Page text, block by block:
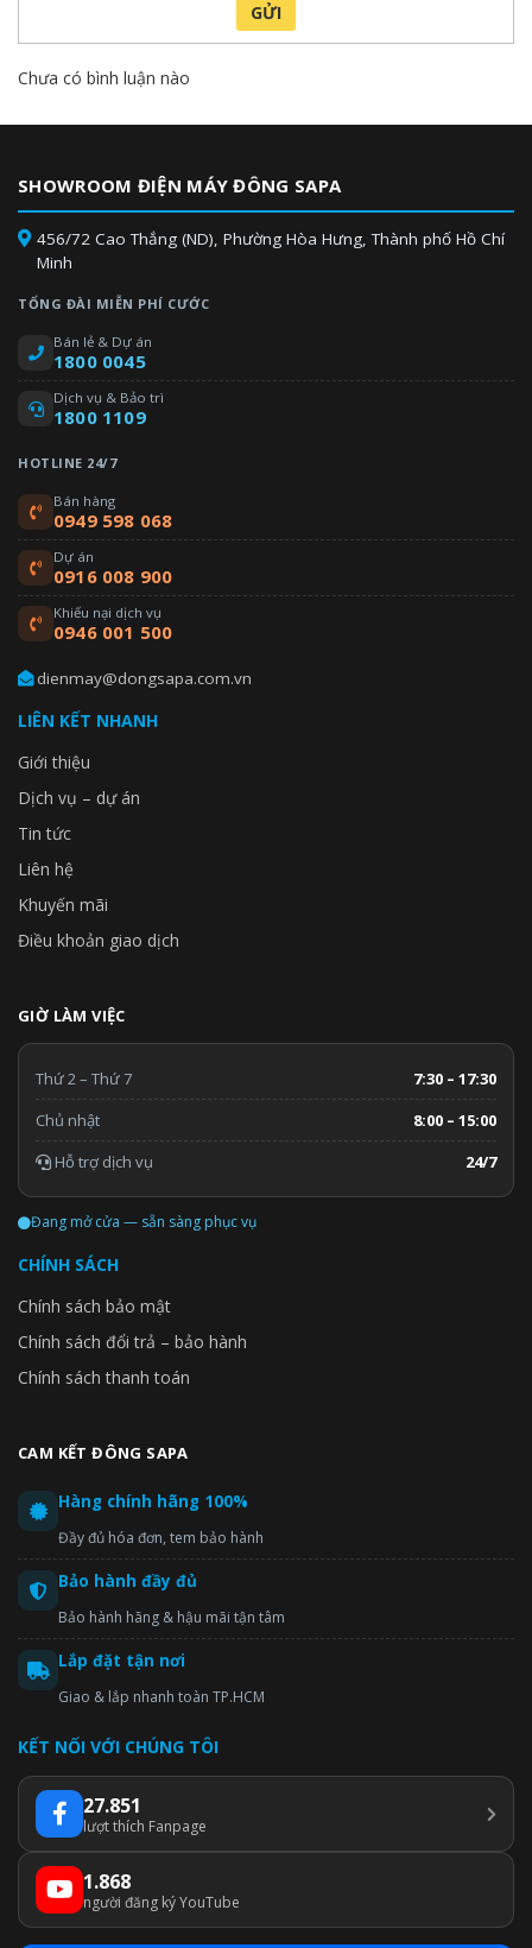
GỬI
Chưa có bình luận nào
SHOWROOM ĐIỆN MÁY ĐÔNG SAPA
456/72 Cao Thắng (ND), Phường Hòa Hưng, Thành phố Hồ Chí
Minh
TỔNG ĐÀI MIỄN PHÍ CƯỚC
Bán lẻ & Dự án
1800 0045
Dịch vụ & Bảo trì
1800 1109
HOTLINE 24/7
Bán hàng
0949 598 068
Dự án
0916 008 900
Khiếu nại dịch vụ
0946 001 500
dienmay@dongsapa.com.vn
LIÊN KẾT NHANH
Giới thiệu
Dịch vụ – dự án
Tin tức
Liên hệ
Khuyến mãi
Điều khoản giao dịch
GIỜ LÀM VIỆC
Thứ 2 – Thứ 7
7:30 – 17:30
Chủ nhật
8:00 – 15:00
Hỗ trợ dịch vụ
24/7
Đang mở cửa — sẵn sàng phục vụ
CHÍNH SÁCH
Chính sách bảo mật
Chính sách đổi trả – bảo hành
Chính sách thanh toán
CAM KẾT ĐÔNG SAPA
Hàng chính hãng 100%
Đầy đủ hóa đơn, tem bảo hành
Bảo hành đầy đủ
Bảo hành hãng & hậu mãi tận tâm
Lắp đặt tận nơi
Giao & lắp nhanh toàn TP.HCM
KẾT NỐI VỚI CHÚNG TÔI
27.851
lượt thích Fanpage
1.868
người đăng ký YouTube